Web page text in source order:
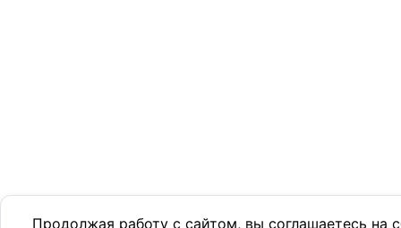
Продолжая работу с сайтом, вы соглашаетесь на